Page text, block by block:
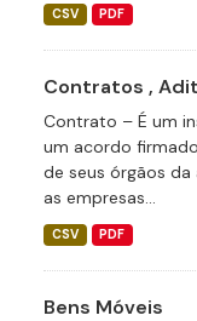
CSV PDF
Contratos ,
Contrato – É um
um acordo
de seus órgãos
as empresas...
CSV PDF
Bens Móveis